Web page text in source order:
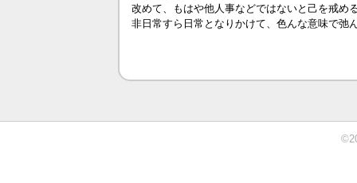
改めて、もはや他人事などではないと己を戒め
非日常すら日常となりかけて、色んな意味で